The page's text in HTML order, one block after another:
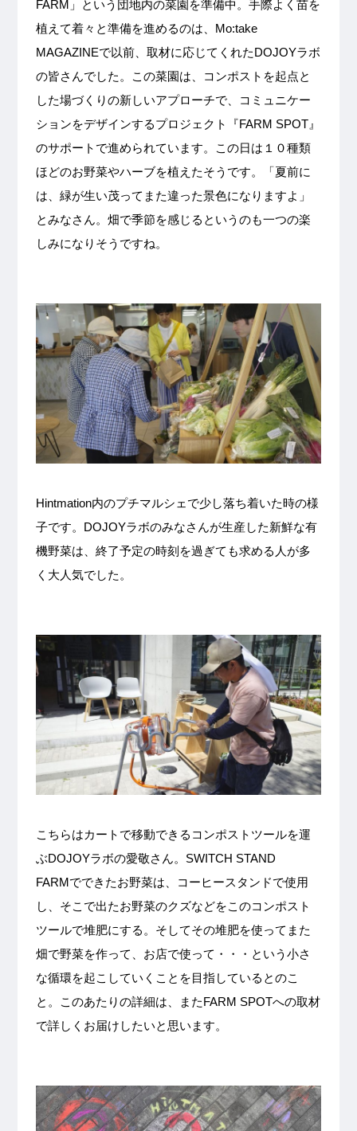
FARM」という団地内の菜園を準備中。手際よく苗を
植えて着々と準備を進めるのは、Mo:take
MAGAZINEで以前、取材に応じてくれたDOJOYラボ
の皆さんでした。この菜園は、コンポストを起点と
した場づくりの新しいアプローチで、コミュニケー
ションをデザインするプロジェクト『FARM SPOT』
のサポートで進められています。この日は１０種類
ほどのお野菜やハーブを植えたそうです。「夏前に
は、緑が生い茂ってまた違った景色になりますよ」
とみなさん。畑で季節を感じるというのも一つの楽
しみになりそうですね。
Hintmation内のプチマルシェで少し落ち着いた時の様
子です。DOJOYラボのみなさんが生産した新鮮な有
機野菜は、終了予定の時刻を過ぎても求める人が多
く大人気でした。
こちらはカートで移動できるコンポストツールを運
ぶDOJOYラボの愛敬さん。SWITCH STAND
FARMでできたお野菜は、コーヒースタンドで使用
し、そこで出たお野菜のクズなどをこのコンポスト
ツールで堆肥にする。そしてその堆肥を使ってまた
畑で野菜を作って、お店で使って・・・という小さ
な循環を起こしていくことを目指しているとのこ
と。このあたりの詳細は、またFARM SPOTへの取材
で詳しくお届けしたいと思います。